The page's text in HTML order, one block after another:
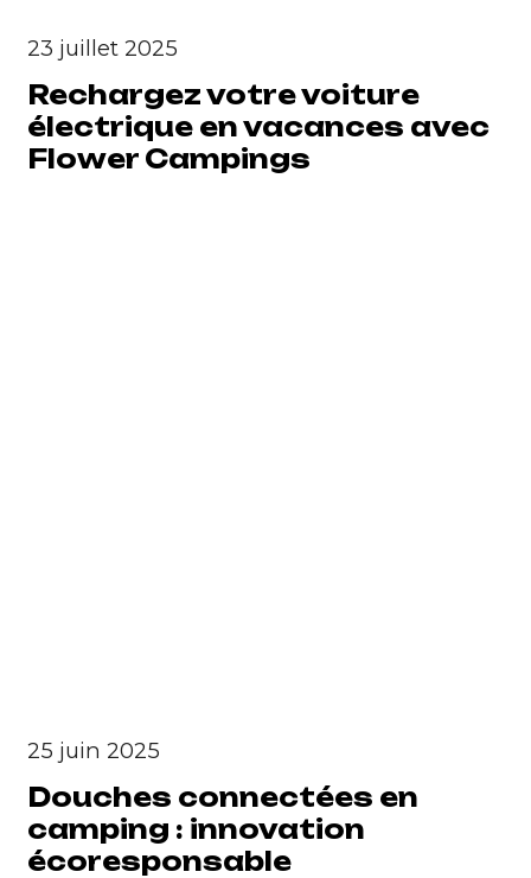
23 juillet 2025
Rechargez votre voiture
électrique en vacances avec
Flower Campings
25 juin 2025
Douches connectées en
camping : innovation
écoresponsable